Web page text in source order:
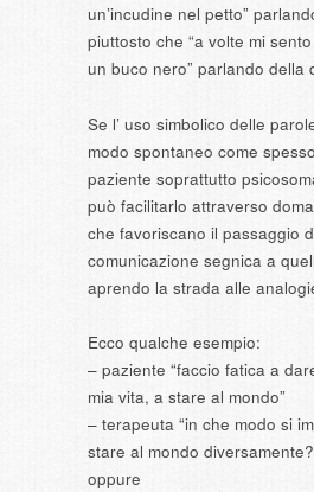
un’incudine nel petto”
piuttosto che “a volte mi
un buco nero” parlando della
Se l’ uso simbolico delle
modo spontaneo come
paziente soprattutto
può facilitarlo attraverso
che favoriscano il passaggio
comunicazione segnica a
aprendo la strada alle
Ecco qualche esempio:
– paziente “faccio fatica a
mia vita, a stare al mondo”
– terapeuta “in che modo si
stare al mondo
oppure